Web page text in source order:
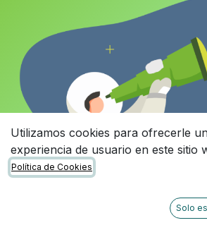
Utilizamos cookies para ofrecerle
experiencia de usuario en este sitio
Política de Cookies
Solo